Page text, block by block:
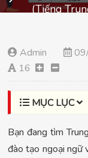
(Tiếng
Admin
16
MỤC LỤC
Bạn đang tìm
đào tạo ngoại ngữ